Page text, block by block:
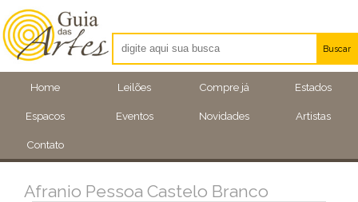
Home Leilões Compre já Estados
Espacos Eventos Novidades Artistas
Contato
Buscar
Artistas
Eventos
Afranio Pessoa Castelo Branco